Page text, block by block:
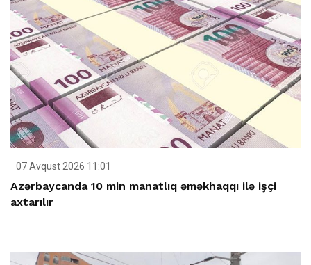
07 Avqust 2026 11:01
Azərbaycanda 10 min manatlıq əməkhaqqı ilə işçi
axtarılır